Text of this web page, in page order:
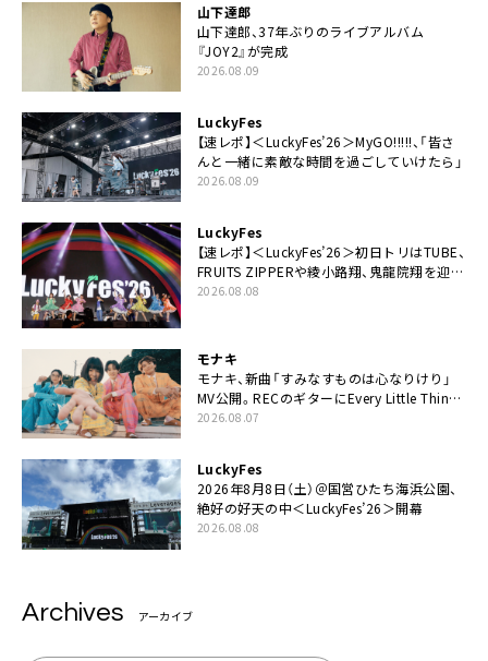
山下達郎
山下達郎、37年ぶりのライブアルバム
『JOY2』が完成
2026.08.09
LuckyFes
【速レポ】＜LuckyFes’26＞MyGO!!!!!、「皆さ
んと一緒に素敵な時間を過ごしていけたら」
2026.08.09
LuckyFes
【速レポ】＜LuckyFes’26＞初日トリはTUBE、
FRUITS ZIPPERや綾小路翔、鬼龍院翔を迎え
た豪華コラボも「知ってたらぜひ一緒に歌っ
2026.08.08
モナキ
モナキ、新曲「すみなすものは心なりけり」
MV公開。RECのギターにEvery Little Thing・
伊藤一朗参加も
2026.08.07
LuckyFes
2026年8月8日（土）＠国営ひたち海浜公園、
絶好の好天の中＜LuckyFes’26＞開幕
2026.08.08
Archives アーカイブ